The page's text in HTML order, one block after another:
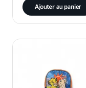
Ajouter au panier